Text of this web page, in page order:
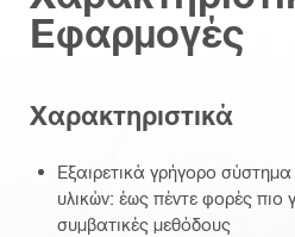
Εφαρμογές
Χαρακτηριστικά
Εξαιρετικά γρήγορο
υλικών: έως πέντε φορές πιο
συμβατικές μεθόδους